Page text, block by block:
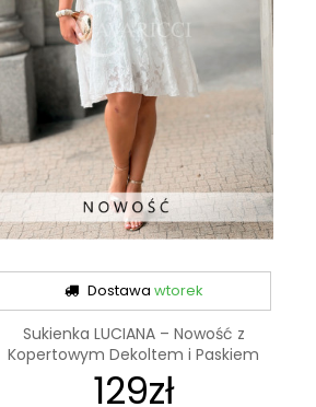
Dostawa wtorek
Sukienka LUCIANA – Nowość z
Kopertowym Dekoltem i Paskiem
Pięknie...
129zł